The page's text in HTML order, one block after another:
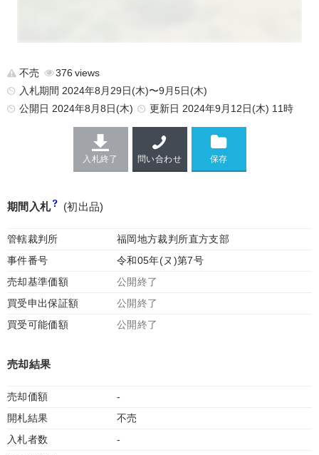
不売
376
入札期間 2024年8月29日(木)〜9月5日(木)
公開日 2024年8月8日(木) 更新日 2024年9月12日(木) 11時
入札終了 問い合わせ
期間入札 (初出品)
管轄裁判所
福岡地方裁判所直方支部
事件番号
令和05年(ヌ)第7号
売却基準価額
公開終了
買受申出保証額
公開終了
買受可能価額
公開終了
売却結果
売却価額
-
開札結果
不売
入札者数
-